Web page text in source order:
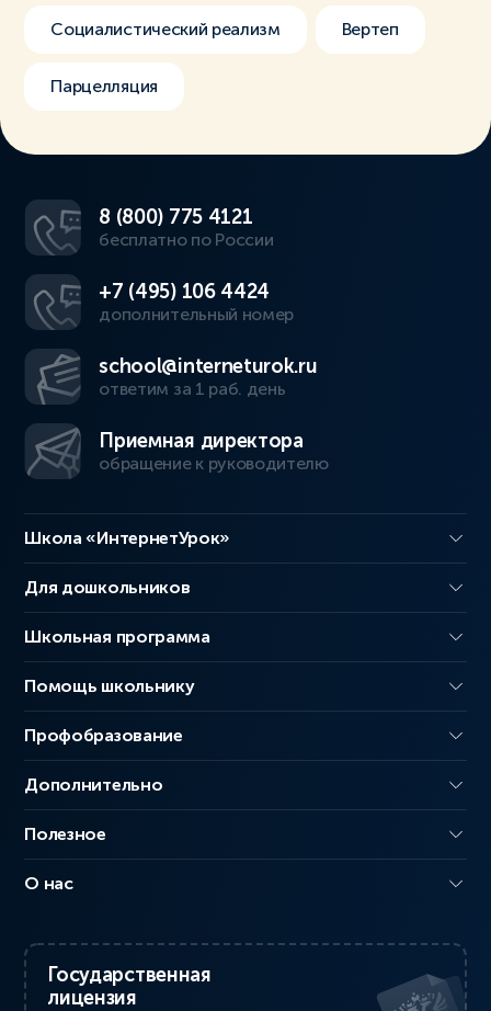
Социалистический реализм Вертеп
Парцелляция
8 (800) 775 4121
бесплатно по России
+7 (495) 106 4424
дополнительный номер
school@interneturok.ru
ответим за 1 раб. день
Приемная директора
обращение к руководителю
Школа «ИнтернетУрок»
Для дошкольников
Школьная программа
Помощь школьнику
Профобразование
Дополнительно
Полезное
О нас
Государственная
лицензия